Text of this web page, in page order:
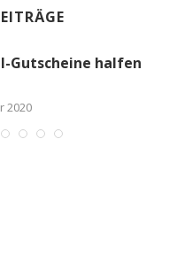
Gutscheine halfen
2020